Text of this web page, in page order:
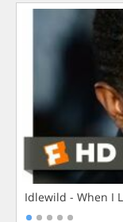
Idlewild - When I